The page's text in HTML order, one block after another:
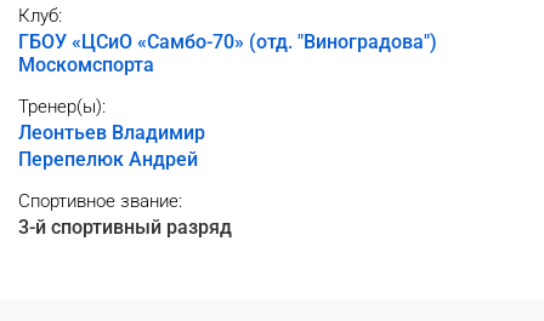
Клуб:
ГБОУ «ЦСиО «Самбо-70» (отд. "Виноградова")
Москомспорта
Тренер(ы):
Леонтьев Владимир
Перепелюк Андрей
Спортивное звание:
3-й спортивный разряд